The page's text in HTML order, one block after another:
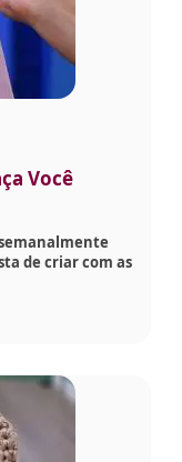
Você
de criar com as